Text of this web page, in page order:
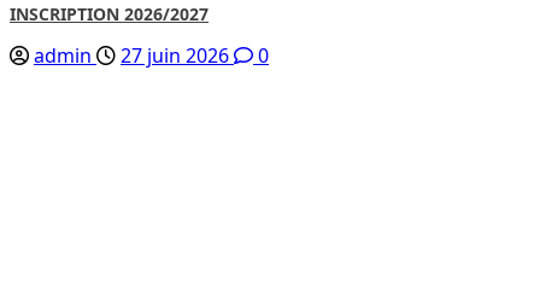
INSCRIPTION 2026/2027
admin 27 juin 2026 0